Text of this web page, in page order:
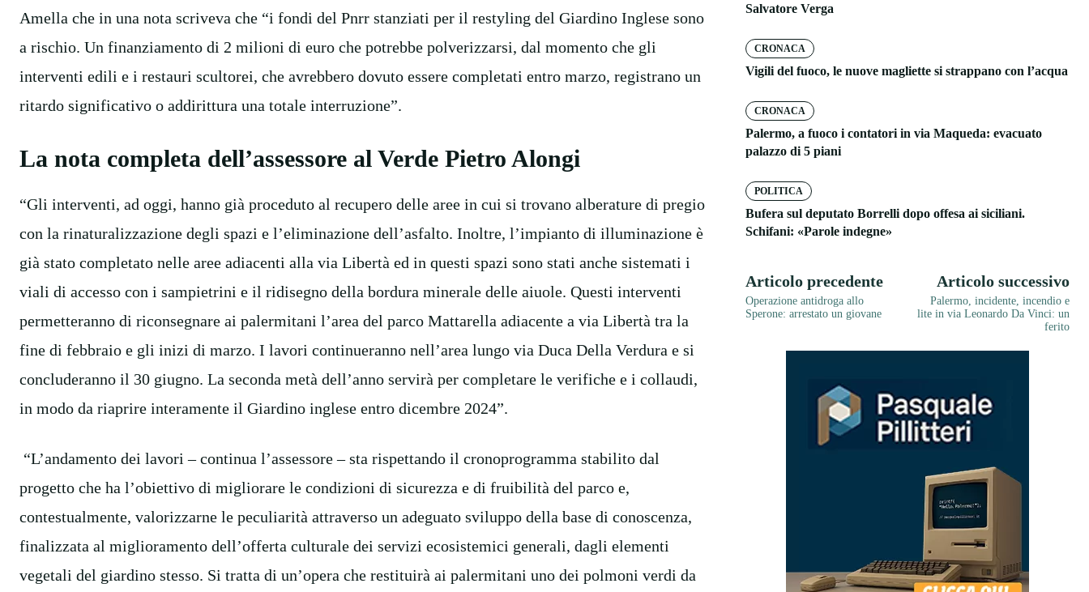
Amella che in una nota scriveva che “i fondi del Pnrr stanziati per il restyling del Giardino Inglese sono
a rischio. Un finanziamento di 2 milioni di euro che potrebbe polverizzarsi, dal momento che gli
interventi edili e i restauri scultorei, che avrebbero dovuto essere completati entro marzo, registrano un
ritardo significativo o addirittura una totale interruzione”.
La nota completa dell’assessore al Verde Pietro Alongi
“Gli interventi, ad oggi, hanno già proceduto al recupero delle aree in cui si trovano alberature di pregio
con la rinaturalizzazione degli spazi e l’eliminazione dell’asfalto. Inoltre, l’impianto di illuminazione è
già stato completato nelle aree adiacenti alla via Libertà ed in questi spazi sono stati anche sistemati i
viali di accesso con i sampietrini e il ridisegno della bordura minerale delle aiuole. Questi interventi
permetteranno di riconsegnare ai palermitani l’area del parco Mattarella adiacente a via Libertà tra la
fine di febbraio e gli inizi di marzo. I lavori continueranno nell’area lungo via Duca Della Verdura e si
concluderanno il 30 giugno. La seconda metà dell’anno servirà per completare le verifiche e i collaudi,
in modo da riaprire interamente il Giardino inglese entro dicembre 2024”.
“L’andamento dei lavori – continua l’assessore – sta rispettando il cronoprogramma stabilito dal
progetto che ha l’obiettivo di migliorare le condizioni di sicurezza e di fruibilità del parco e,
contestualmente, valorizzarne le peculiarità attraverso un adeguato sviluppo della base di conoscenza,
finalizzata al miglioramento dell’offerta culturale dei servizi ecosistemici generali, dagli elementi
vegetali del giardino stesso. Si tratta di un’opera che restituirà ai palermitani uno dei polmoni verdi da
Salvatore Verga
CRONACA
Vigili del fuoco, le nuove magliette si strappano con l’acqua
CRONACA
Palermo, a fuoco i contatori in via Maqueda: evacuato
palazzo di 5 piani
POLITICA
Bufera sul deputato Borrelli dopo offesa ai siciliani.
Schifani: «Parole indegne»
Articolo precedente
Operazione antidroga allo
Sperone: arrestato un giovane
Articolo successivo
Palermo, incidente, incendio e
lite in via Leonardo Da Vinci: un
ferito